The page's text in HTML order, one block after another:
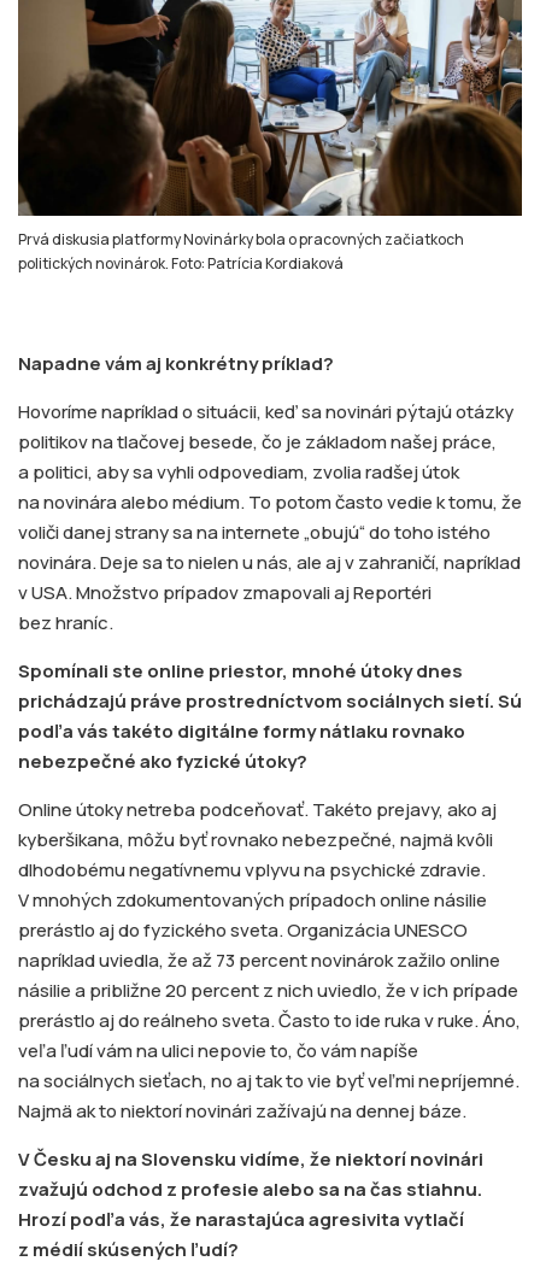
Prvá diskusia platformy Novinárky bola o pracovných začiatkoch
politických novinárok. Foto: Patrícia Kordiaková
Napadne vám aj konkrétny príklad?
Hovoríme napríklad o situácii, keď sa novinári pýtajú otázky
politikov na tlačovej besede, čo je základom našej práce,
a politici, aby sa vyhli odpovediam, zvolia radšej útok
na novinára alebo médium. To potom často vedie k tomu, že
voliči danej strany sa na internete „obujú“ do toho istého
novinára. Deje sa to nielen u nás, ale aj v zahraničí, napríklad
v USA. Množstvo prípadov zmapovali aj Reportéri
bez hraníc.
Spomínali ste online priestor, mnohé útoky dnes
prichádzajú práve prostredníctvom sociálnych sietí. Sú
podľa vás takéto digitálne formy nátlaku rovnako
nebezpečné ako fyzické útoky?
Online útoky netreba podceňovať. Takéto prejavy, ako aj
kyberšikana, môžu byť rovnako nebezpečné, najmä kvôli
dlhodobému negatívnemu vplyvu na psychické zdravie.
V mnohých zdokumentovaných prípadoch online násilie
prerástlo aj do fyzického sveta. Organizácia UNESCO
napríklad uviedla, že až 73 percent novinárok zažilo online
násilie a približne 20 percent z nich uviedlo, že v ich prípade
prerástlo aj do reálneho sveta. Často to ide ruka v ruke. Áno,
veľa ľudí vám na ulici nepovie to, čo vám napíše
na sociálnych sieťach, no aj tak to vie byť veľmi nepríjemné.
Najmä ak to niektorí novinári zažívajú na dennej báze.
V Česku aj na Slovensku vidíme, že niektorí novinári
zvažujú odchod z profesie alebo sa na čas stiahnu.
Hrozí podľa vás, že narastajúca agresivita vytlačí
z médií skúsených ľudí?